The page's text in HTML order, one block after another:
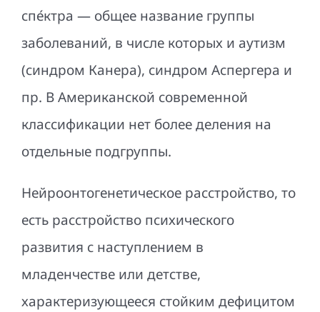
Статьи
Патенты
спе́ктра — общее название группы
заболеваний, в числе которых и аутизм
(синдром Канера), синдром Аспергера и
пр. В Американской современной
классификации нет более деления на
отдельные подгруппы.
Нейроонтогенетическое расстройство, то
есть расстройство психического
развития с наступлением в
младенчестве или детстве,
характеризующееся стойким дефицитом